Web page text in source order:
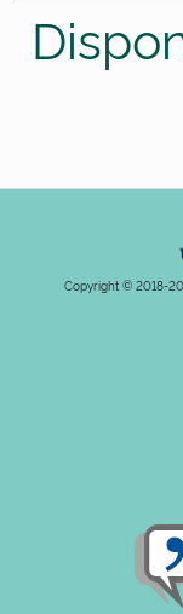
Copyright © 2018-